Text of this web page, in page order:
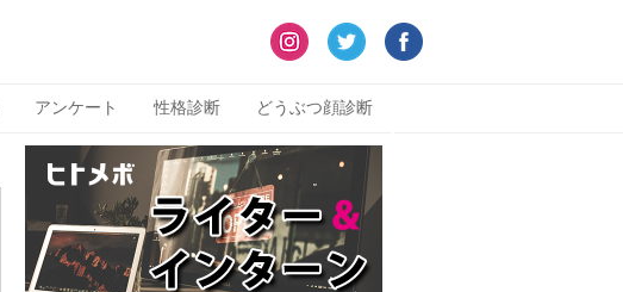
アンケート 性格診断 どうぶつ顔診断